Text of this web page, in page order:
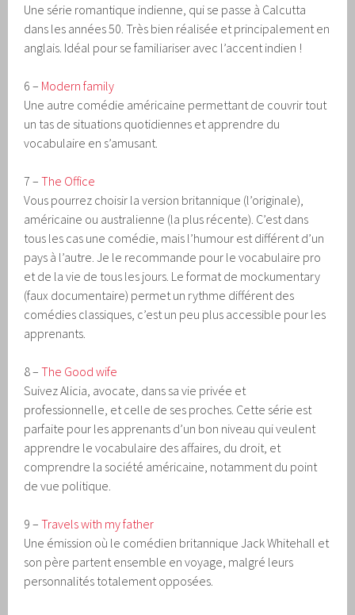
Une série romantique indienne, qui se passe à Calcutta
dans les années 50. Très bien réalisée et principalement en
anglais. Idéal pour se familiariser avec l’accent indien !
6 – Modern family
Une autre comédie américaine permettant de couvrir tout
un tas de situations quotidiennes et apprendre du
vocabulaire en s’amusant.
7 –The Office
Vous pourrez choisir la version britannique (l’originale),
américaine ou australienne (la plus récente). C’est dans
tous les cas une comédie, mais l’humour est différent d’un
pays à l’autre. Je le recommande pour le vocabulaire pro
et de la vie de tous les jours. Le format de mockumentary
(faux documentaire) permet un rythme différent des
comédies classiques, c’est un peu plus accessible pour les
apprenants.
8 –The Good wife
Suivez Alicia, avocate, dans sa vie privée et
professionnelle, et celle de ses proches. Cette série est
parfaite pour les apprenants d’un bon niveau qui veulent
apprendre le vocabulaire des affaires, du droit, et
comprendre la société américaine, notamment du point
de vue politique.
9 –Travels with my father
Une émission où le comédien britannique Jack Whitehall et
son père partent ensemble en voyage, malgré leurs
personnalités totalement opposées.